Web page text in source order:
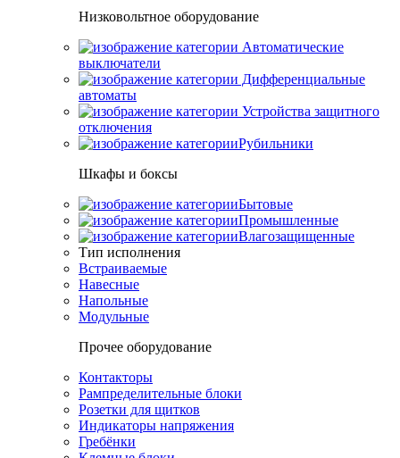
Низковольтное оборудование
Автоматические
выключатели
Дифференциальные
автоматы
Устройства защитного
отключения
Рубильники
Шкафы и боксы
Бытовые
Промышленные
Влагозащищенные
Тип исполнения
Встраиваемые
Навесные
Напольные
Модульные
Прочее оборудование
Контакторы
Рампределительные блоки
Розетки для щитков
Индикаторы напряжения
Гребёнки